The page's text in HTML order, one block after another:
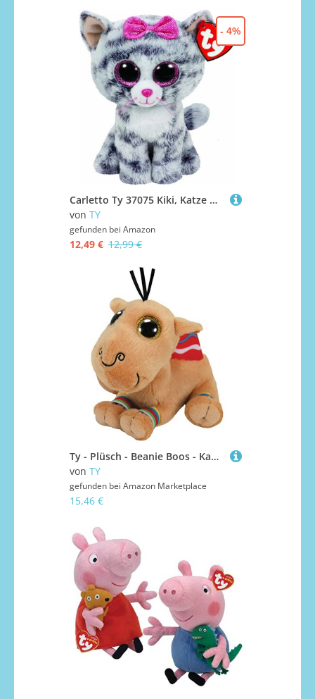
Carletto Ty 37075 Kiki, Katze mit Glitzeraugen, Glubschis, Beanie Boos, 24cm, Grau
von TY
gefunden bei Amazon
12,49 € 12,99 €
- 4%
Ty - Plüsch - Beanie Boos - Kamel - Jamal - Braun mit rotem Buckel - Große goldene Augen und Glitzer - Die weiche Puppe mit großen funkelnden Augen - 28 cm - 36452
von TY
gefunden bei Amazon Marketplace
15,46 €